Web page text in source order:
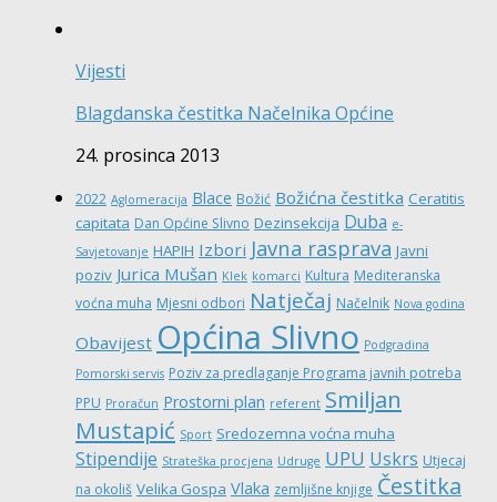
Vijesti
Blagdanska čestitka Načelnika Općine
24. prosinca 2013
2022 Aglomeracija Blace Božić Božićna čestitka Ceratitis
capitata Dan Općine Slivno Dezinsekcija Duba e-
Savjetovanje HAPIH Izbori Javna rasprava Javni
poziv Jurica Mušan Klek komarci Kultura Mediteranska
voćna muha Mjesni odbori Natječaj Načelnik Nova godina
Obavijest Općina Slivno Podgradina
Pomorski servis Poziv za predlaganje Programa javnih potreba
PPU Proračun Prostorni plan referent Smiljan
Mustapić Sport Sredozemna voćna muha
Stipendije Strateška procjena Udruge UPU Uskrs Utjecaj
na okoliš Velika Gospa Vlaka zemljišne knjige Čestitka